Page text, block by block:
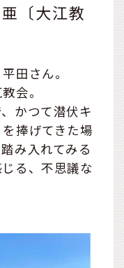
〔大江教
田さん。
会。
かつて潜伏キ
捧げてきた場
み入れてみる
る、不思議な